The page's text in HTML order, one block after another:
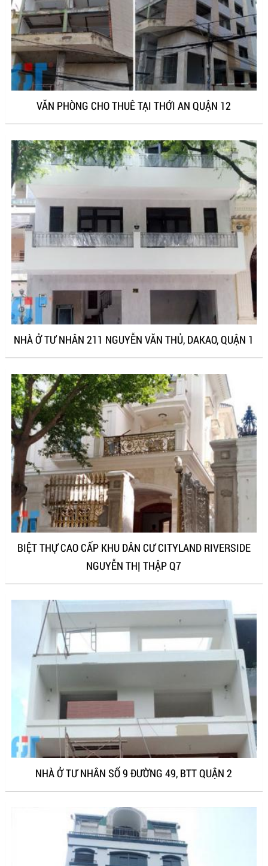
VĂN PHÒNG CHO THUÊ TẠI THỚI AN QUẬN 12
NHÀ Ở TƯ NHÂN 211 NGUYỄN VĂN THỦ, DAKAO, QUẬN 1
BIỆT THỰ CAO CẤP KHU DÂN CƯ CITYLAND RIVERSIDE
NGUYỄN THỊ THẬP Q7
NHÀ Ở TƯ NHÂN SỐ 9 ĐƯỜNG 49, BTT QUẬN 2